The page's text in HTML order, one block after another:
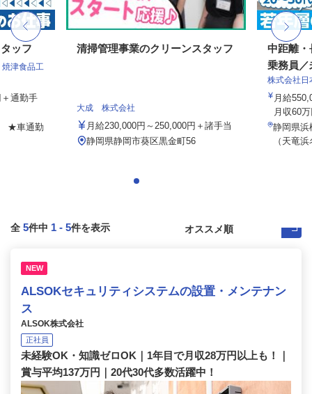
ッフ
津食品工
通勤手
★車通勤
清掃管理事業のクリーンスタッフ
大成 株式会社
月給230,000円～250,000円＋諸手当
静岡県静岡市葵区黒金町56
中距離・
乗務員／
株式会社日
月給
月収60
静岡県浜
（天竜
全 5件中 1 - 5件を表示
NEW
ALSOKセキュリティシステムの設置・メンテナン
ス
ALSOK株式会社
正社員
未経験OK・知識ゼロOK｜1年目で月収28万円以上も！｜
賞与平均137万円｜20代30代多数活躍中！